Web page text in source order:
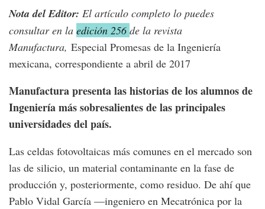
Nota del Editor: El artículo completo lo puedes
consultar en la edición 256 de la revista
Manufactura, Especial Promesas de la Ingeniería
mexicana, correspondiente a abril de 2017
Manufactura presenta las historias de los alumnos de
Ingeniería más sobresalientes de las principales
universidades del país.
Las celdas fotovoltaicas más comunes en el mercado son
las de silicio, un material contaminante en la fase de
producción y, posteriormente, como residuo. De ahí que
Pablo Vidal García —ingeniero en Mecatrónica por la